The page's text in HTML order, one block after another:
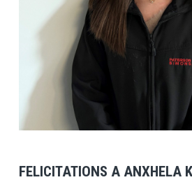
View Post
FELICITATIONS A ANXHELA